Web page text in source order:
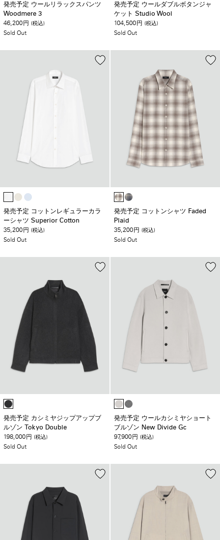
発売予定 ウールリラックスパンツ
Woodmere 3
46,200 円 (税込)
Sold Out
発売予定 ウールダブルボタンジャ
ケット Studio Wool
104,500 円 (税込)
Sold Out
発売予定 コットンレギュラーカラ
ーシャツ Superior Cotton
35,200円 (税込)
Sold Out
発売予定 コットンシャツ Faded
Plaid
35,200円 (税込)
Sold Out
発売予定 カシミヤジップアップブ
ルゾン Tokyo Double
198,000円 (税込)
Sold Out
発売予定 ウールカシミヤショート
ブルゾン New Divide Gc
97,900円 (税込)
Sold Out